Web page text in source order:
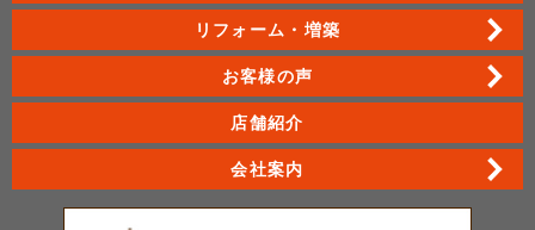
リフォーム・増築
お客様の声
店舗紹介
会社案内